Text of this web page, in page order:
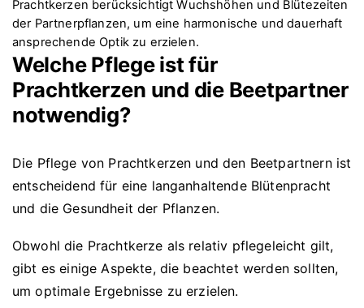
Prachtkerzen berücksichtigt Wuchshöhen und Blütezeiten
der Partnerpflanzen, um eine harmonische und dauerhaft
ansprechende Optik zu erzielen.
Welche Pflege ist für
Prachtkerzen und die Beetpartner
notwendig?
Die Pflege von Prachtkerzen und den Beetpartnern ist
entscheidend für eine langanhaltende Blütenpracht
und die Gesundheit der Pflanzen.
Obwohl die Prachtkerze als relativ pflegeleicht gilt,
gibt es einige Aspekte, die beachtet werden sollten,
um optimale Ergebnisse zu erzielen.